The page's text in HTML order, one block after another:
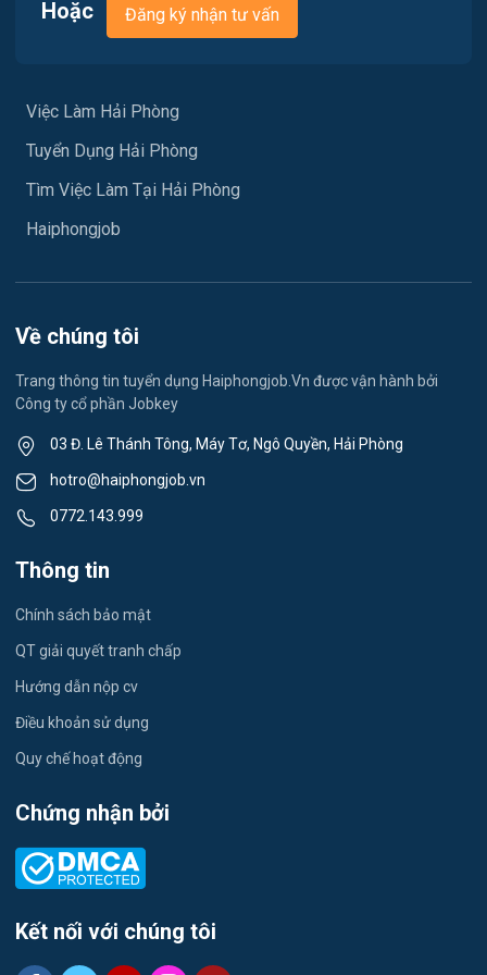
Vận chuyển / Giao nhận / Kho vận
Y tế
May mặc
Lái xe
Tiếng Nhật
Du lịch
Công nhân
Thời Vụ
Tiếng Hàn
Tiếng Trung
Xuất Nhập Khẩu
Y Dược
Logistics
Việc làm Nam Đồ Sơn
Việc làm An Hải
Việc làm An Phong
Việc làm Hải Dương
Việc làm Nam Đồng
Việc làm Tân Hưng
Việc làm Ái Quốc
Việc làm Chu Văn An
Việc làm Trần Hưng Đạo
Việc làm Nguyễn Trãi
Việc làm Trần Nhân Tông
Hoặc Đăng ký nhận tư vấn
Việc Làm Hải Phòng
Tuyển Dụng Hải Phòng
Tìm Việc Làm Tại Hải Phòng
Haiphongjob
Về chúng tôi
Trang thông tin tuyển dụng Haiphongjob.Vn được vận hành bởi
Công ty cổ phần Jobkey
03 Đ. Lê Thánh Tông, Máy Tơ, Ngô Quyền, Hải Phòng
hotro@haiphongjob.vn
0772.143.999
Thông tin
Chính sách bảo mật
QT giải quyết tranh chấp
Hướng dẫn nộp cv
Điều khoản sử dụng
Quy chế hoạt động
Chứng nhận bởi
Kết nối với chúng tôi